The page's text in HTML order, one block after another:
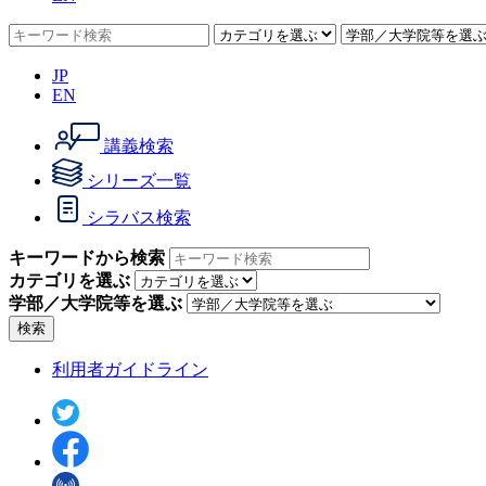
JP
EN
講義検索
シリーズ一覧
シラバス検索
キーワードから検索
カテゴリを選ぶ
学部／大学院等を選ぶ
検索
利用者ガイドライン